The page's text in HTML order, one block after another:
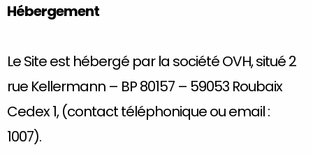
Hébergement
Le Site est hébergé par la société OVH, situé 2
rue Kellermann – BP 80157 – 59053 Roubaix
Cedex 1, (contact téléphonique ou email :
1007).